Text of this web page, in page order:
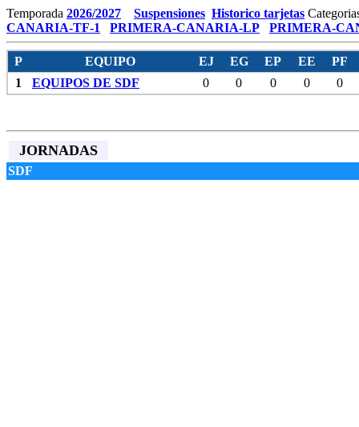
Temporada 2026/2027 Suspensiones Historico tarjetas
CANARIA-TF-1
PRIMERA-CANARIA-LP PRIMERA-
P EQUIPO EJ EG EP EE
PF
1
EQUIPOS DE SDF 0 0 0 0 0
JORNADAS
SDF